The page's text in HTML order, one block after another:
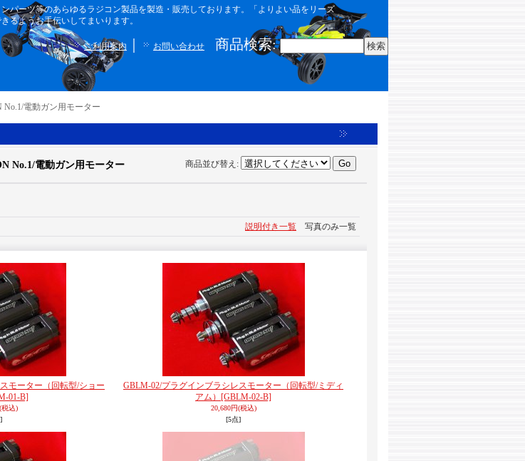
パーツ等のあらゆるラジコン製品を製造・販売しております。「よりよい品をリーズ
るようお手伝いしてまいります。
ご利用案内 お問い合わせ 商品検索:
No.1/電動ガン用モーター
No.1/電動ガン用モーター 商品並び替え :
説明付き一覧 写真のみ一覧
モーター（回転型/ショー
01-B]
(税込)
GBLM-02/プラグインブラシレスモーター（回転型/ミディ
アム） [GBLM-02-B]
20,680円(税込)
[5点]